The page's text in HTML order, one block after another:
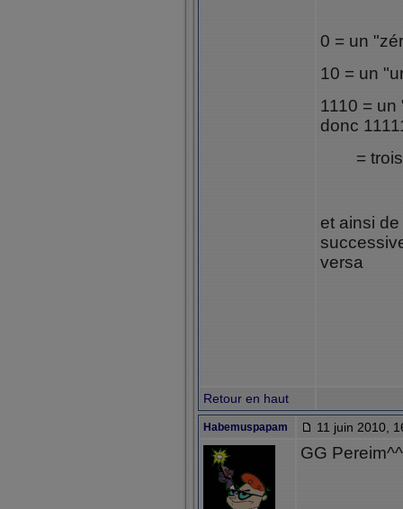
0 = un
10 = un
1110 =
donc
= trois
et ainsi
versa
Retour en haut
Habemuspapam 11 juin 2010,
GG Pereim^^